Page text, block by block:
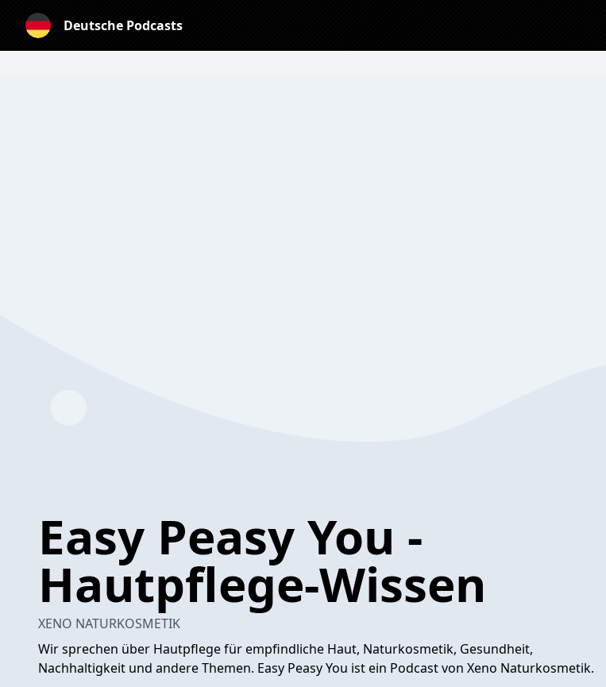
Deutsche Podcasts
Easy Peasy You -
Hautpflege-Wissen
XENO NATURKOSMETIK
Wir sprechen über Hautpflege für empfindliche Haut, Naturkosmetik, Gesundheit,
Nachhaltigkeit und andere Themen. Easy Peasy You ist ein Podcast von Xeno Naturkosmetik.